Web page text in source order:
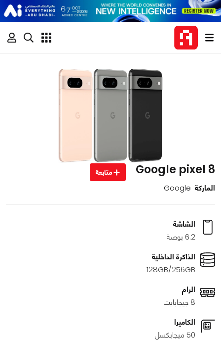
Google pixel 8 متابعة
الماركة Google
الشاشة
6.2 بوصة
الذاكرة الداخلية
128GB/256GB
الرام
8 جيجابايت
الكاميرا
50 ميجابكسل